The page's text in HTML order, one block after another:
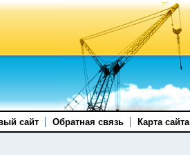
сайт Обратная связь Карта сайта